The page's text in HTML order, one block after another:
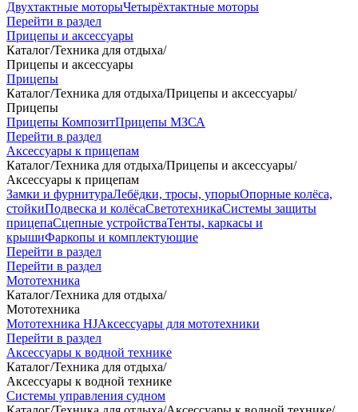
Двухтактные моторыЧетырёхтактные моторы
Перейти в раздел
Прицепы и аксессуары
Каталог/Техника для отдыха/
Прицепы и аксессуары
Прицепы
Каталог/Техника для отдыха/Прицепы и аксессуары/
Прицепы
Прицепы КомпозитПрицепы МЗСА
Перейти в раздел
Аксессуары к прицепам
Каталог/Техника для отдыха/Прицепы и аксессуары/
Аксессуары к прицепам
Замки и фурнитураЛебёдки, тросы, упорыОпорные колёса,
стойкиПодвеска и колёсаСветотехникаСистемы защиты
прицепаСцепные устройстваТенты, каркасы и
крышиФаркопы и комплектующие
Перейти в раздел
Перейти в раздел
Мототехника
Каталог/Техника для отдыха/
Мототехника
Мототехника HJАксессуары для мототехники
Перейти в раздел
Аксессуары к водной технике
Каталог/Техника для отдыха/
Аксессуары к водной технике
Системы управления судном